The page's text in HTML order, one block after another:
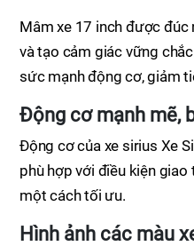
Mâm xe 17 inch được đúc
và tạo cảm giác vững
sức mạnh động cơ, giảm
Động cơ mạnh mẽ,
Động cơ của xe sirius Xe
phù hợp với điều kiện
một cách tối ưu.
Hình ảnh các màu